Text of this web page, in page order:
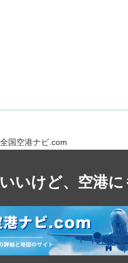
国空港ナビ.com
いけど、空港